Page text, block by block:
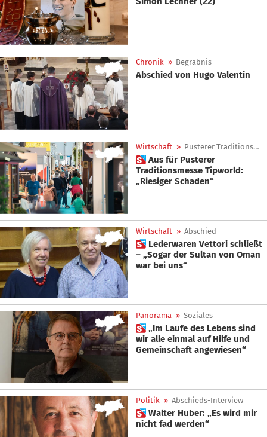
Chronik » Begräbnis
Abschied von Hugo Valentin
Wirtschaft » Pusterer Traditionsmesse
 Aus für Pusterer
Traditionsmesse Tipworld:
„Riesiger Schaden“
Wirtschaft » Abschied
 Lederwaren Vettori schließt
– „Sogar der Sultan von Oman
war bei uns“
Panorama » Soziales
 „Im Laufe des Lebens sind
wir alle einmal auf Hilfe und
Gemeinschaft angewiesen“
Politik » Abschieds-Interview
 Walter Huber: „Es wird mir
nicht fad werden“